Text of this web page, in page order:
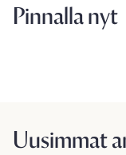
Pinnalla nyt
Uusimmat